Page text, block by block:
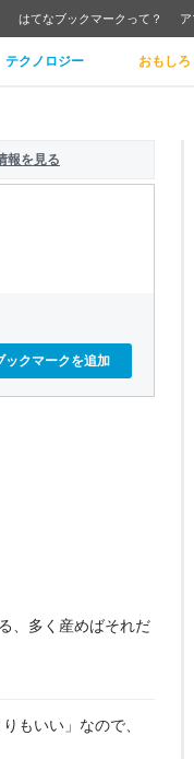
はてなブックマークって？
テクノロジー おもしろ
報を見る
ックマークを追加
、多く産めばそれだ
もいい」なので、